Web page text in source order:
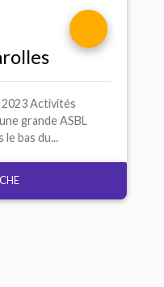
2023 Activités
grande ASBL
le bas du...